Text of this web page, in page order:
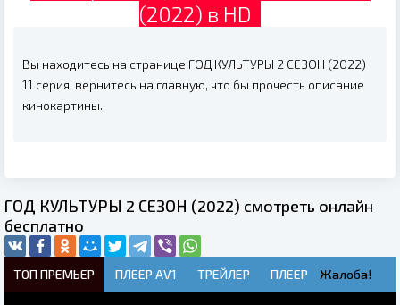
(2022) в HD
Вы находитесь на странице ГОД КУЛЬТУРЫ 2 СЕЗОН (2022)
11 серия, вернитесь на главную, что бы прочесть описание
кинокартины.
ГОД КУЛЬТУРЫ 2 СЕЗОН (2022) смотреть онлайн
бесплатно
ТОП ПРЕМЬЕР ПЛЕЕР AV1 ТРЕЙЛЕР ПЛЕЕР Жалоба!